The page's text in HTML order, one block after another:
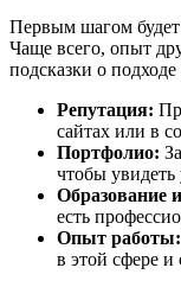
Первым шагом будет
Чаще всего, опыт
подсказки о
Репутация:
сайтах или в
Портфолио:
чтобы увидеть
Образование
есть
Опыт работы:
в этой сфере